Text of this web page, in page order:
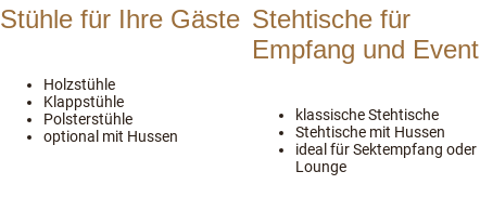
Stühle für Ihre Gäste
Holzstühle
Klappstühle
Polsterstühle
optional mit Hussen
Stehtische für
Empfang und Event
klassische Stehtische
Stehtische mit Hussen
ideal für Sektempfang oder
Lounge